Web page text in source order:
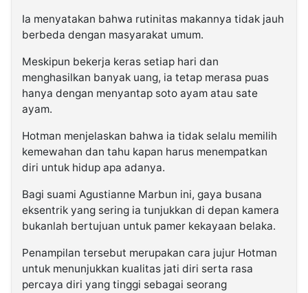
Ia menyatakan bahwa rutinitas makannya tidak jauh
berbeda dengan masyarakat umum.
Meskipun bekerja keras setiap hari dan
menghasilkan banyak uang, ia tetap merasa puas
hanya dengan menyantap soto ayam atau sate
ayam.
Hotman menjelaskan bahwa ia tidak selalu memilih
kemewahan dan tahu kapan harus menempatkan
diri untuk hidup apa adanya.
Bagi suami Agustianne Marbun ini, gaya busana
eksentrik yang sering ia tunjukkan di depan kamera
bukanlah bertujuan untuk pamer kekayaan belaka.
Penampilan tersebut merupakan cara jujur Hotman
untuk menunjukkan kualitas jati diri serta rasa
percaya diri yang tinggi sebagai seorang